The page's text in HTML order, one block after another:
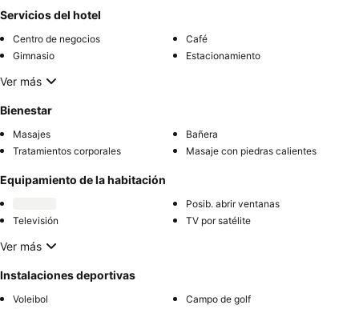
Servicios del hotel
Centro de negocios
Café
Gimnasio
Estacionamiento
Ver más
Bienestar
Masajes
Bañera
Tratamientos corporales
Masaje con piedras calientes
Equipamiento de la habitación
Posib. abrir ventanas
Televisión
TV por satélite
Ver más
Instalaciones deportivas
Voleibol
Campo de golf